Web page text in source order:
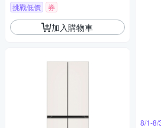
挑戰低價 券
加入購物車
8/1-8/